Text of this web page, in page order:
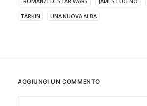
TARKIN
UNA NUOVA ALBA
AGGIUNGI UN COMMENTO